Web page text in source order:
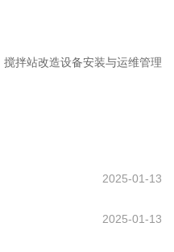
搅拌站改造设备安装与运维管理
2025-01-13
2025-01-13